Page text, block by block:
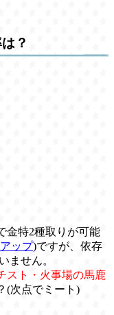
？
金特2種取りが可能
ップ)ですが、依存
ません。
スト・火事場の馬鹿
(次点でミート)